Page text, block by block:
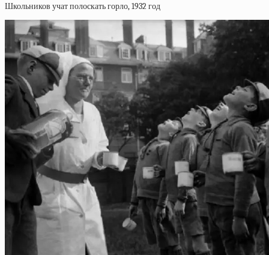
Школьников учат полоскать горло, 1932 год